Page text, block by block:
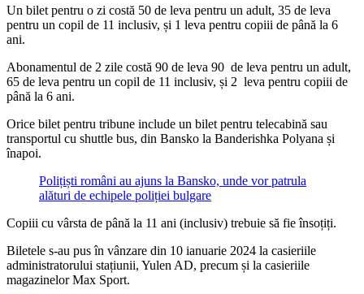
Un bilet pentru o zi costă 50 de leva pentru un adult, 35 de leva
pentru un copil de 11 inclusiv, și 1 leva pentru copiii de până la 6
ani.
Abonamentul de 2 zile costă 90 de leva 90 de leva pentru un adult,
65 de leva pentru un copil de 11 inclusiv, și 2 leva pentru copiii de
până la 6 ani.
Orice bilet pentru tribune include un bilet pentru telecabină sau
transportul cu shuttle bus, din Bansko la Banderishka Polyana și
înapoi.
Polițiști români au ajuns la Bansko, unde vor patrula
alături de echipele poliției bulgare
Copiii cu vârsta de până la 11 ani (inclusiv) trebuie să fie însoțiți.
Biletele s-au pus în vânzare din 10 ianuarie 2024 la casieriile
administratorului stațiunii, Yulen AD, precum și la casieriile
magazinelor Max Sport.